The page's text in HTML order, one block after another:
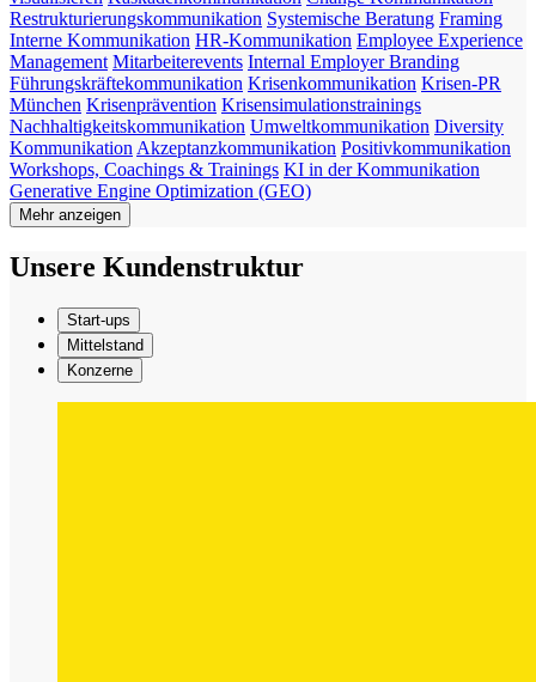
Restrukturierungskommunikation Systemische Beratung Framing
Interne Kommunikation HR-Kommunikation Employee Experience
Management Mitarbeiterevents Internal Employer Branding
Führungskräftekommunikation Krisenkommunikation Krisen-PR
München Krisenprävention Krisensimulationstrainings
Nachhaltigkeitskommunikation Umweltkommunikation Diversity
Kommunikation Akzeptanzkommunikation Positivkommunikation
Workshops, Coachings & Trainings KI in der Kommunikation
Generative Engine Optimization (GEO)
Mehr anzeigen
Unsere Kundenstruktur
Start-ups
Mittelstand
Konzerne